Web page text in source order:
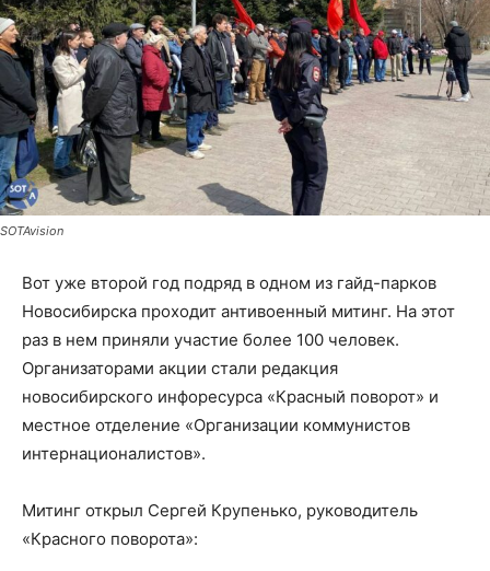
SOTAvision
Вот уже второй год подряд в одном из гайд-парков
Новосибирска проходит антивоенный митинг. На этот
раз в нем приняли участие более 100 человек.
Организаторами акции стали редакция
новосибирского инфоресурса «Красный поворот» и
местное отделение «Организации коммунистов
интернационалистов».
Митинг открыл Сергей Крупенько, руководитель
«Красного поворота»: